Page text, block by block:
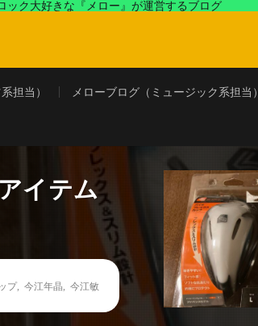
ック大好きな『メロー』が運営するブログ
担当） メローブログ（ミュージック系担当）
イテム
プ, 今江年晶
今江敏